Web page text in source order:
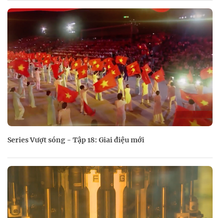
Series Vượt sóng - Tập 18: Giai điệu mới